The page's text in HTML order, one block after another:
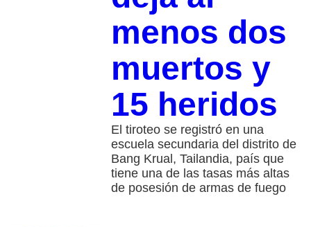
menos dos
muertos y
15 heridos
El tiroteo se registró en una
escuela secundaria del distrito de
Bang Krual, Tailandia, país que
tiene una de las tasas más altas
de posesión de armas de fuego